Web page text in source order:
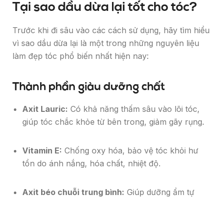
Tại sao dầu dừa lại tốt cho tóc?
Trước khi đi sâu vào các cách sử dụng, hãy tìm hiểu
vì sao dầu dừa lại là một trong những nguyên liệu
làm đẹp tóc phổ biến nhất hiện nay:
Thành phần giàu dưỡng chất
Axit Lauric: Có khả năng thấm sâu vào lõi tóc,
giúp tóc chắc khỏe từ bên trong, giảm gãy rụng.
Vitamin E: Chống oxy hóa, bảo vệ tóc khỏi hư
tổn do ánh nắng, hóa chất, nhiệt độ.
Axit béo chuỗi trung bình: Giúp dưỡng ẩm tự